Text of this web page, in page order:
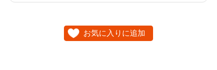
お気に入りに追加